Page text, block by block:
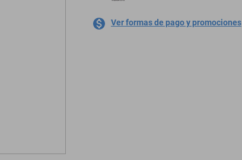
Ver formas de pago y promociones